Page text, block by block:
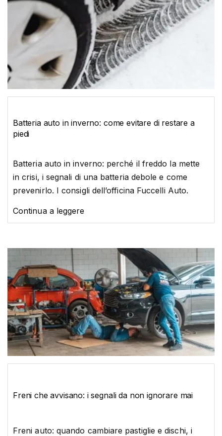
Batteria auto in inverno: come evitare di restare a
piedi
Batteria auto in inverno: perché il freddo la mette
in crisi, i segnali di una batteria debole e come
prevenirlo. I consigli dell’officina Fuccelli Auto.
Continua a leggere
Freni che avvisano: i segnali da non ignorare mai
Freni auto: quando cambiare pastiglie e dischi, i